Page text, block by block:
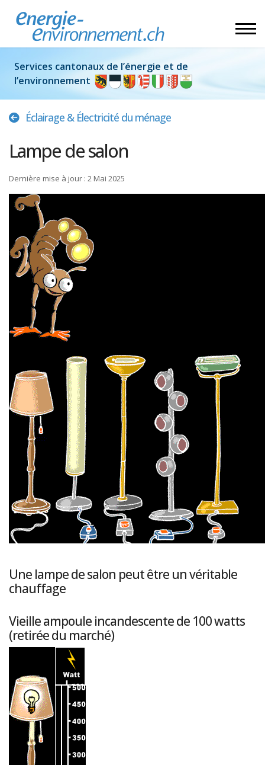
Services cantonaux de l’énergie et de
l’environnement
Éclairage & Électricité du ménage
Lampe de salon
Dernière mise à jour : 2 Mai 2025
Une lampe de salon peut être un véritable
chauffage
Vieille ampoule incandescente de 100 watts
(retirée du marché)